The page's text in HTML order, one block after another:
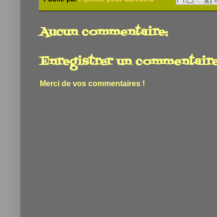
Aucun commentaire:
Enregistrer un
Merci de vos commentaires !